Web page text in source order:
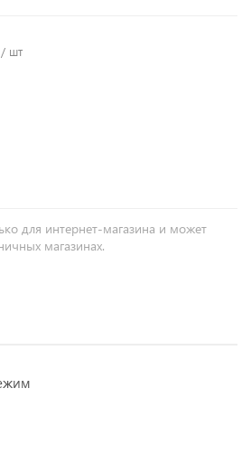
/ шт
для интернет-магазина и может
магазинах.